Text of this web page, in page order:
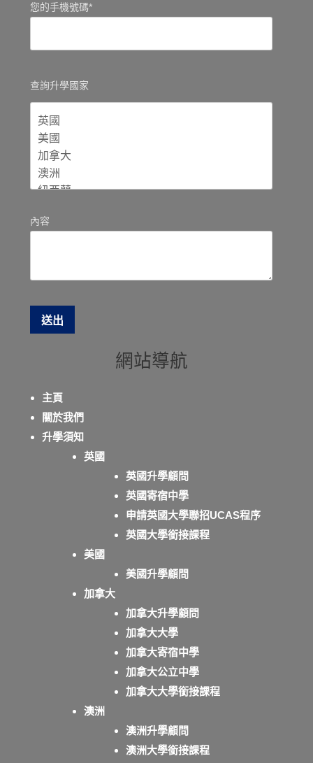
您的手機號碼*
查詢升學國家
內容
網站導航
主頁
關於我們
升學須知
英國
英國升學顧問
英國寄宿中學
申請英國大學聯招UCAS程序
英國大學銜接課程
美國
美國升學顧問
加拿大
加拿大升學顧問
加拿大大學
加拿大寄宿中學
加拿大公立中學
加拿大大學銜接課程
澳洲
澳洲升學顧問
澳洲大學銜接課程